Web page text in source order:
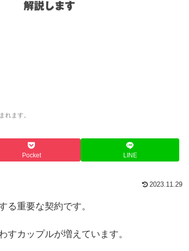
れます。
Pocket LINE
2023.11.29
る重要な契約です。
すカップルが増えています。